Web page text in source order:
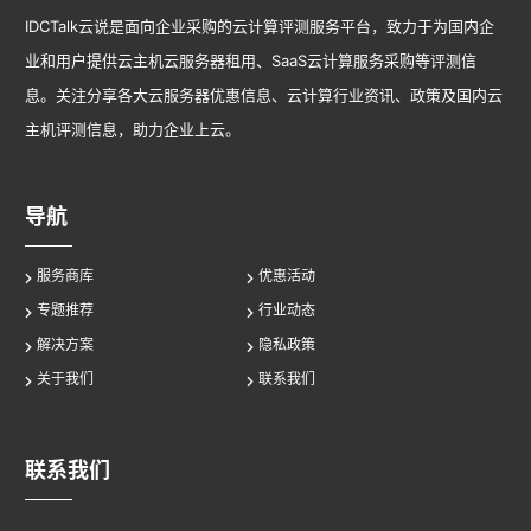
IDCTalk云说是面向企业采购的云计算评测服务平台，致力于为国内企
业和用户提供云主机云服务器租用、SaaS云计算服务采购等评测信
息。关注分享各大云服务器优惠信息、云计算行业资讯、政策及国内云
主机评测信息，助力企业上云。
导航
服务商库
优惠活动
专题推荐
行业动态
解决方案
隐私政策
关于我们
联系我们
联系我们